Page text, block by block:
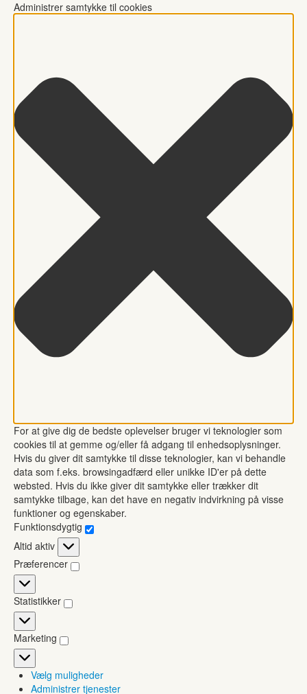
Administrer samtykke til cookies
For at give dig de bedste oplevelser bruger vi teknologier som
cookies til at gemme og/eller få adgang til enhedsoplysninger.
Hvis du giver dit samtykke til disse teknologier, kan vi behandle
data som f.eks. browsingadfærd eller unikke ID'er på dette
websted. Hvis du ikke giver dit samtykke eller trækker dit
samtykke tilbage, kan det have en negativ indvirkning på visse
funktioner og egenskaber.
Funktionsdygtig
Funktionsdygtig
Altid aktiv
Præferencer
Præferencer
Statistikker
Statistikker
Marketing
Marketing
Vælg muligheder
Administrer tjenester